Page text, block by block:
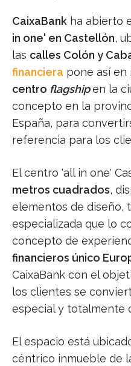
CaixaBank ha abierto
in one' en Castellón,
las calles Colón y
financiera pone así en
centro flagshipen la
concepto en la
España, para
referencia para los
El centro 'all in one'
metros cuadrados,
elementos de diseño,
especializada que lo
concepto de
financieros único
CaixaBank con el
los clientes se
especial y totalmente
El espacio está
céntrico inmueble de